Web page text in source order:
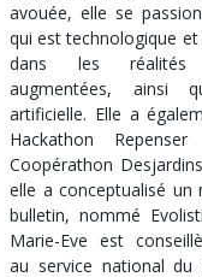
avouée, elle se
qui est technologique et
dans les réalités
augmentées, ainsi
artificielle. Elle a
Hackathon
Coopérathon
elle a conceptualisé un
bulletin, nommé
Marie-Eve est
au service national du